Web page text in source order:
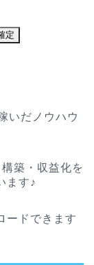
いだノウハウ
築・収益化を
ます♪
ードできます